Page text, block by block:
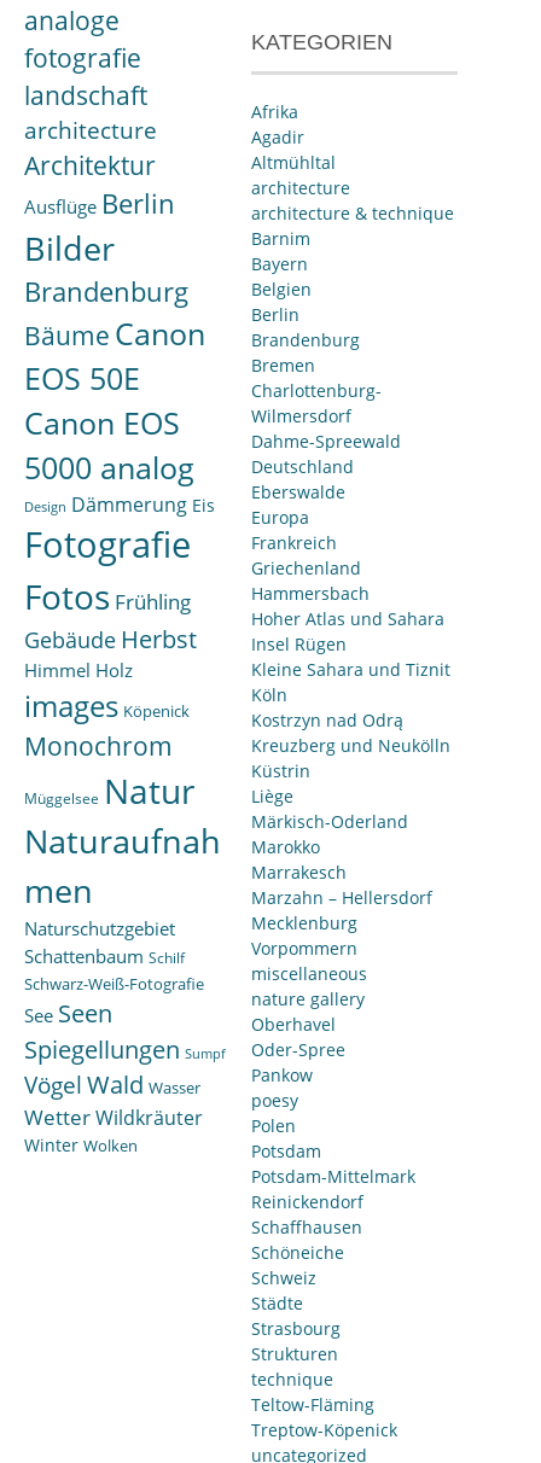
analoge
fotografie
landschaft
architecture
Architektur
Ausflüge Berlin
Bilder
Brandenburg
Bäume Canon
EOS 50E
Canon EOS
5000 analog
Design Dämmerung Eis
Fotografie
Fotos Frühling
Gebäude Herbst
Himmel Holz
images Köpenick
Monochrom
Müggelsee Natur
Naturaufnah
men
Naturschutzgebiet
Schattenbaum Schilf
Schwarz-Weiß-Fotografie
See Seen
Spiegellungen Sumpf
VögelWald Wasser
WetterWildkräuter
Winter Wolken
KATEGORIEN
Afrika
Agadir
Altmühltal
architecture
architecture & technique
Barnim
Bayern
Belgien
Berlin
Brandenburg
Bremen
Charlottenburg-
Wilmersdorf
Dahme-Spreewald
Deutschland
Eberswalde
Europa
Frankreich
Griechenland
Hammersbach
Hoher Atlas und Sahara
Insel Rügen
Kleine Sahara und Tiznit
Köln
Kostrzyn nad Odrą
Kreuzberg und Neukölln
Küstrin
Liège
Märkisch-Oderland
Marokko
Marrakesch
Marzahn – Hellersdorf
Mecklenburg
Vorpommern
miscellaneous
nature gallery
Oberhavel
Oder-Spree
Pankow
poesy
Polen
Potsdam
Potsdam-Mittelmark
Reinickendorf
Schaffhausen
Schöneiche
Schweiz
Städte
Strasbourg
Strukturen
technique
Teltow-Fläming
Treptow-Köpenick
uncategorized